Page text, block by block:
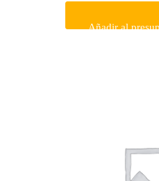
Añadir al